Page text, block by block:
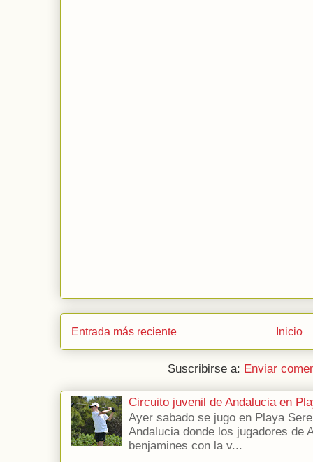
Entrada más reciente Inicio
Suscribirse a: Enviar
Circuito juvenil de Andalucia en
Ayer sabado se jugo en Playa
Andalucia donde los jugadores de
benjamines con la v...